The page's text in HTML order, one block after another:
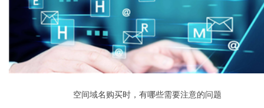
空间域名购买时，有哪些需要注意的问题